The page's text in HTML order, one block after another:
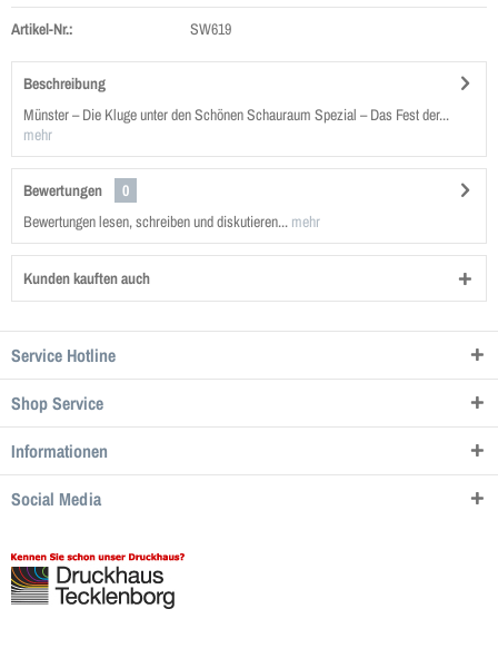
Artikel-Nr.: SW619
Beschreibung
Münster – Die Kluge unter den Schönen Schauraum Spezial – Das Fest der...
mehr
Bewertungen
0
Bewertungen lesen, schreiben und diskutieren... mehr
Kunden kauften auch
Service Hotline
Shop Service
Informationen
Social Media